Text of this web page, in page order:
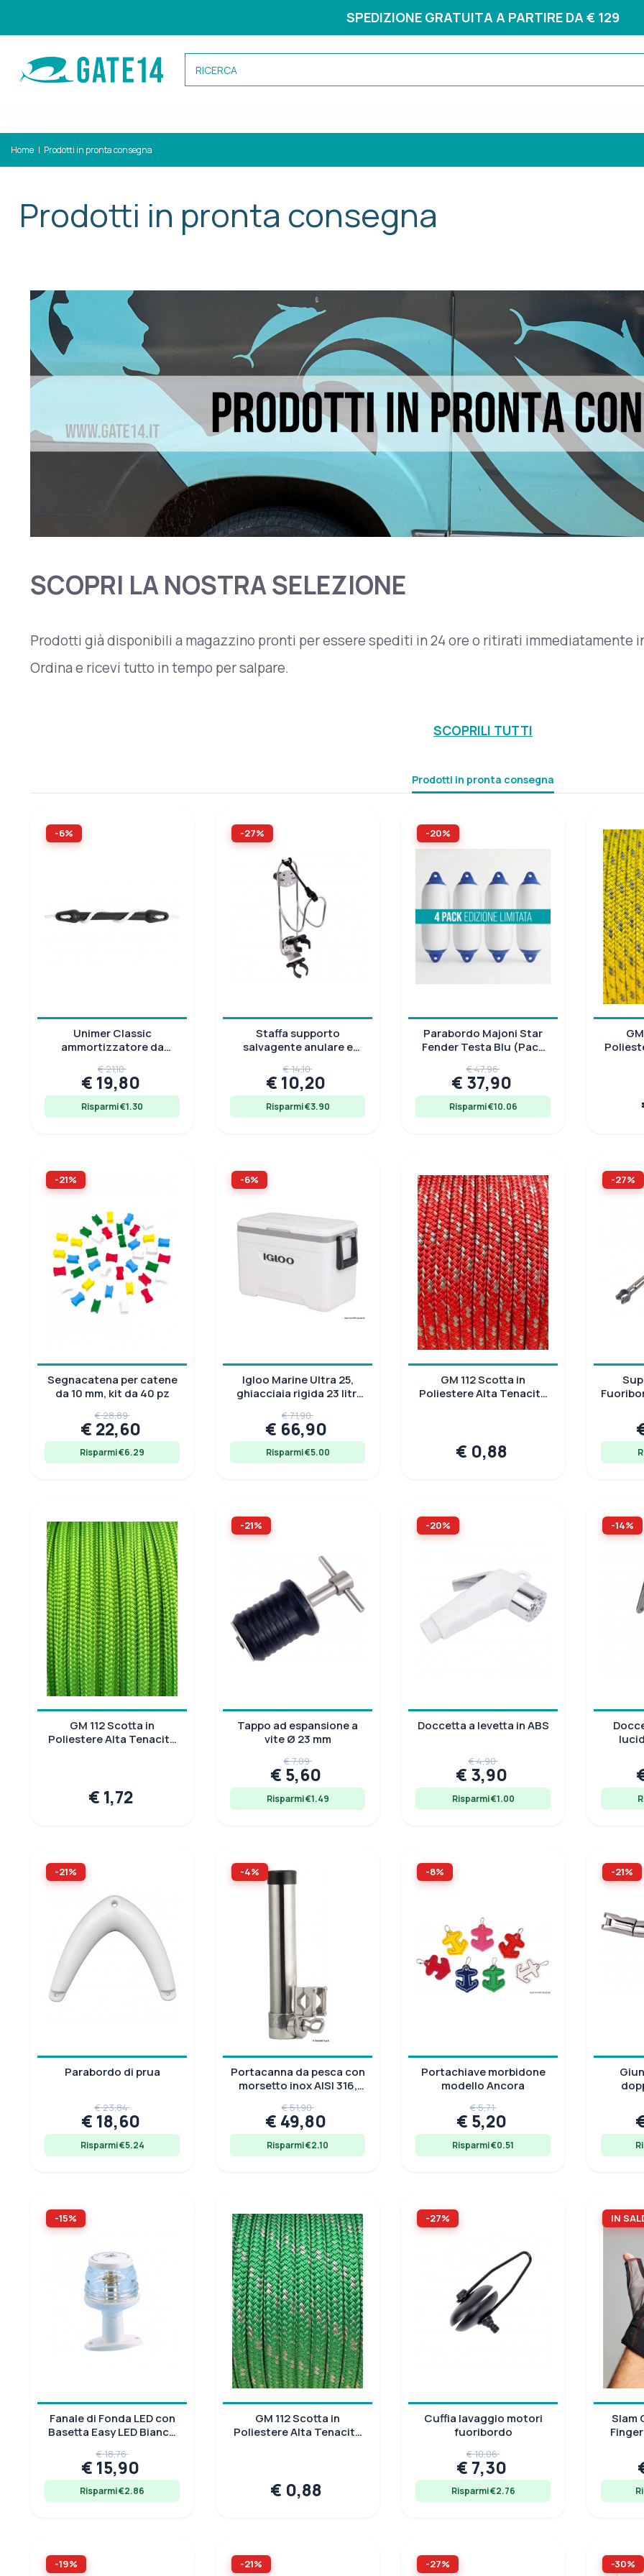
SPEDIZIONE GRATUITA A PARTIRE DA € 129
Categorie
Home Prodotti in pronta consegna
Prodotti in pronta consegna
SCOPRI LA NOSTRA SELEZIONE
Prodotti già disponibili a magazzino pronti per essere spediti in 24 ore o ritirati immediatamente
Ordina e ricevi tutto in tempo per salpare.
SCOPRILI TUTTI
Prodotti in pronta consegna
-6%
Unimer Classic
ammortizzatore da
EPDM
€ 21,10
€ 19,80
Risparmi €1.30
-27%
Staffa supporto
salvagente anulare e
€ 14,10
€ 10,20
Risparmi €3.90
-20%
Parabordo Majoni Star
Fender Testa Blu (Pack
€ 47,96
€ 37,90
Risparmi €10.06
-21%
Segnacatena per catene
da 10 mm, kit da 40 pz
€ 28,89
€ 22,60
Risparmi €6.29
-6%
Igloo Marine Ultra 25,
ghiacciaia rigida 23 litri
€ 71,90
€ 66,90
Risparmi €5.00
GM 112 Scotta in
Poliestere Alta Tenacità
€ 0,88
-27%
GM 112 Scotta in
Poliestere Alta Tenacità
€ 1,72
-21%
Tappo ad espansione a
vite Ø 23 mm
€ 7,09
€ 5,60
Risparmi €1.49
-20%
Doccetta a levetta in ABS
€ 4,90
€ 3,90
Risparmi €1.00
-14%
-21%
Parabordo di prua
€ 23,84
€ 18,60
Risparmi €5.24
-4%
Portacanna da pesca con
morsetto inox AISI 316,
€ 51,90
€ 49,80
Risparmi €2.10
-8%
Portachiave morbidone
modello Ancora
€ 5,71
€ 5,20
Risparmi €0.51
-21%
-15%
Fanale di Fonda LED con
Basetta Easy LED Bianco
€ 18,76
€ 15,90
Risparmi €2.86
GM 112 Scotta in
Poliestere Alta Tenacità
€ 0,88
-27%
Cuffia lavaggio motori
fuoribordo
€ 10,06
€ 7,30
Risparmi €2.76
IN
Slam
-19% -21% -27% -30%